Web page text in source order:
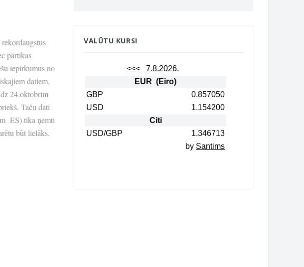
pārtikas
iepirkumus no
datiem,
24.oktobrim
Taču dati
ES) tika ņemti
būt lielāks.
VALŪTU KURSI